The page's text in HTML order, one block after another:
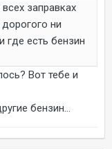
заправках
ни
где есть бензин
Вот тебе и
бензин...